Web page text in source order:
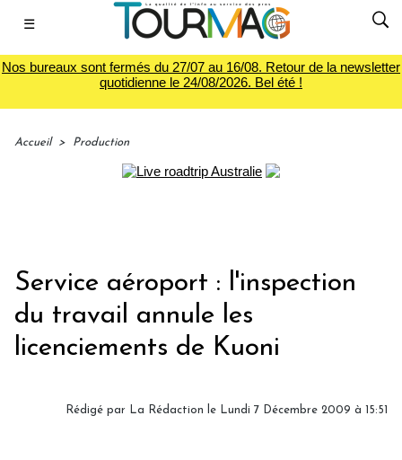
☰
Nos bureaux sont fermés du 27/07 au 16/08. Retour de la newsletter
quotidienne le 24/08/2026. Bel été !
Accueil > Production
Service aéroport : l'inspection
du travail annule les
licenciements de Kuoni
Rédigé par La Rédaction le Lundi 7 Décembre 2009 à 15:51